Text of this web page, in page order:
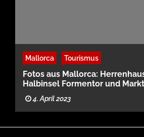
Mallorca Tourismus
Fotos aus Mallorca:
Halbinsel Formentor und
4. April 2023